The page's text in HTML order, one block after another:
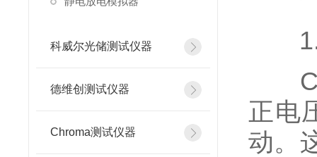
科威尔光储测试仪器
德维创测试仪器
Chroma测试仪器
1.
正电
动。